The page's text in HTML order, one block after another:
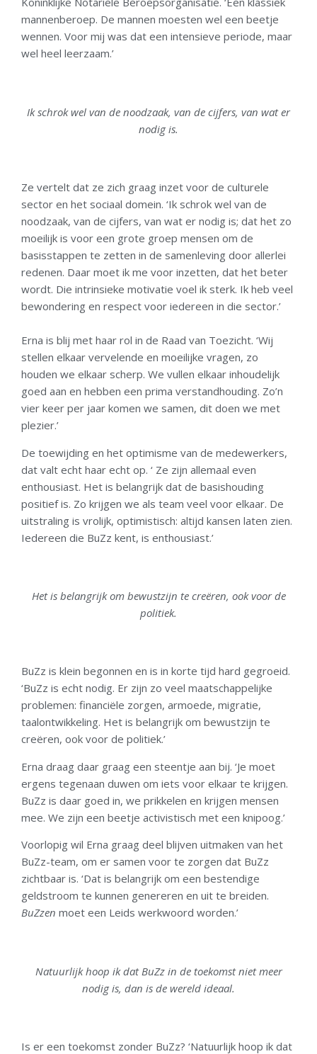
mannenberoep. De mannen moesten wel een beetje
wennen. Voor mij was dat een intensieve periode, maar
wel heel leerzaam.’
Ik schrok wel van de noodzaak, van de cijfers, van wat er
nodig is.
Ze vertelt dat ze zich graag inzet voor de culturele
sector en het sociaal domein. ‘Ik schrok wel van de
noodzaak, van de cijfers, van wat er nodig is; dat het zo
moeilijk is voor een grote groep mensen om de
basisstappen te zetten in de samenleving door allerlei
redenen. Daar moet ik me voor inzetten, dat het beter
wordt. Die intrinsieke motivatie voel ik sterk. Ik heb veel
bewondering en respect voor iedereen in die sector.’
Erna is blij met haar rol in de Raad van Toezicht. ‘Wij
stellen elkaar vervelende en moeilijke vragen, zo
houden we elkaar scherp. We vullen elkaar inhoudelijk
goed aan en hebben een prima verstandhouding. Zo’n
vier keer per jaar komen we samen, dit doen we met
plezier.’
De toewijding en het optimisme van de medewerkers,
dat valt echt haar echt op. ‘ Ze zijn allemaal even
enthousiast. Het is belangrijk dat de basishouding
positief is. Zo krijgen we als team veel voor elkaar. De
uitstraling is vrolijk, optimistisch: altijd kansen laten zien.
Iedereen die BuZz kent, is enthousiast.’
Het is belangrijk om bewustzijn te creëren, ook voor de
politiek.
BuZz is klein begonnen en is in korte tijd hard gegroeid.
‘BuZz is echt nodig. Er zijn zo veel maatschappelijke
problemen: financiële zorgen, armoede, migratie,
taalontwikkeling. Het is belangrijk om bewustzijn te
creëren, ook voor de politiek.’
Erna draag daar graag een steentje aan bij. ‘Je moet
ergens tegenaan duwen om iets voor elkaar te krijgen.
BuZz is daar goed in, we prikkelen en krijgen mensen
mee. We zijn een beetje activistisch met een knipoog.’
Voorlopig wil Erna graag deel blijven uitmaken van het
BuZz-team, om er samen voor te zorgen dat BuZz
zichtbaar is. ‘Dat is belangrijk om een bestendige
geldstroom te kunnen genereren en uit te breiden.
BuZzen moet een Leids werkwoord worden.’
Natuurlijk hoop ik dat BuZz in de toekomst niet meer
nodig is, dan is de wereld ideaal.
Is er een toekomst zonder BuZz? ‘Natuurlijk hoop ik dat